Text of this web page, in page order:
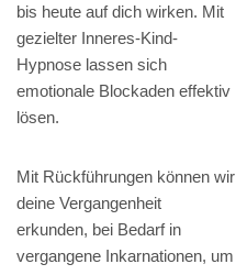
bis heute auf dich wirken. Mit
gezielter Inneres-Kind-
Hypnose lassen sich
emotionale Blockaden effektiv
lösen.
Mit Rückführungen können wir
deine Vergangenheit
erkunden, bei Bedarf in
vergangene Inkarnationen, um